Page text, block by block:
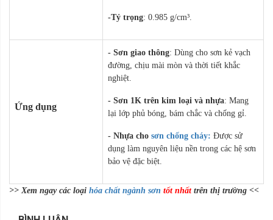
-Tỷ trọng: 0.985 g/cm³.
Ứng dụng
- Sơn giao thông: Dùng cho sơn kẻ vạch
đường, chịu mài mòn và thời tiết khắc
nghiệt.
- Sơn 1K trên kim loại và nhựa: Mang
lại lớp phủ bóng, bám chắc và chống gỉ.
- Nhựa cho sơn chống cháy: Được sử
dụng làm nguyên liệu nền trong các hệ sơn
bảo vệ đặc biệt.
>> Xem ngay các loại hóa chất ngành sơn tốt nhấttrên thị trường <<